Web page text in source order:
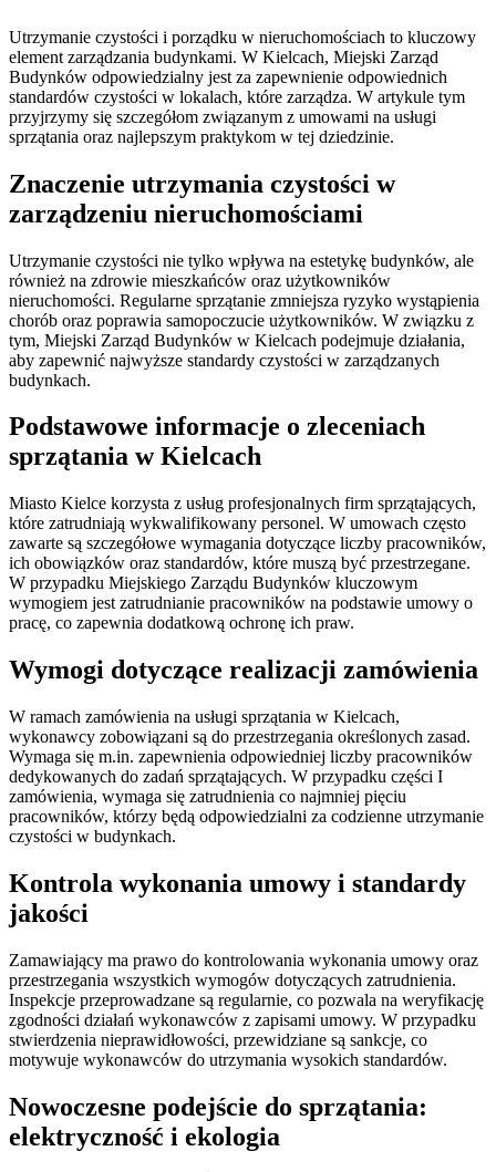
Utrzymanie czystości i porządku w nieruchomościach to kluczowy
element zarządzania budynkami. W Kielcach, Miejski Zarząd
Budynków odpowiedzialny jest za zapewnienie odpowiednich
standardów czystości w lokalach, które zarządza. W artykule tym
przyjrzymy się szczegółom związanym z umowami na usługi
sprzątania oraz najlepszym praktykom w tej dziedzinie.
Znaczenie utrzymania czystości w
zarządzeniu nieruchomościami
Utrzymanie czystości nie tylko wpływa na estetykę budynków, ale
również na zdrowie mieszkańców oraz użytkowników
nieruchomości. Regularne sprzątanie zmniejsza ryzyko wystąpienia
chorób oraz poprawia samopoczucie użytkowników. W związku z
tym, Miejski Zarząd Budynków w Kielcach podejmuje działania,
aby zapewnić najwyższe standardy czystości w zarządzanych
budynkach.
Podstawowe informacje o zleceniach
sprzątania w Kielcach
Miasto Kielce korzysta z usług profesjonalnych firm sprzątających,
które zatrudniają wykwalifikowany personel. W umowach często
zawarte są szczegółowe wymagania dotyczące liczby pracowników,
ich obowiązków oraz standardów, które muszą być przestrzegane.
W przypadku Miejskiego Zarządu Budynków kluczowym
wymogiem jest zatrudnianie pracowników na podstawie umowy o
pracę, co zapewnia dodatkową ochronę ich praw.
Wymogi dotyczące realizacji zamówienia
W ramach zamówienia na usługi sprzątania w Kielcach,
wykonawcy zobowiązani są do przestrzegania określonych zasad.
Wymaga się m.in. zapewnienia odpowiedniej liczby pracowników
dedykowanych do zadań sprzątających. W przypadku części I
zamówienia, wymaga się zatrudnienia co najmniej pięciu
pracowników, którzy będą odpowiedzialni za codzienne utrzymanie
czystości w budynkach.
Kontrola wykonania umowy i standardy
jakości
Zamawiający ma prawo do kontrolowania wykonania umowy oraz
przestrzegania wszystkich wymogów dotyczących zatrudnienia.
Inspekcje przeprowadzane są regularnie, co pozwala na weryfikację
zgodności działań wykonawców z zapisami umowy. W przypadku
stwierdzenia nieprawidłowości, przewidziane są sankcje, co
motywuje wykonawców do utrzymania wysokich standardów.
Nowoczesne podejście do sprzątania:
elektryczność i ekologia